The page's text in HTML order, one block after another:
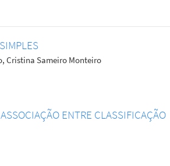
Cristina Sameiro Monteiro
ENTRE CLASSIFICAÇÃO